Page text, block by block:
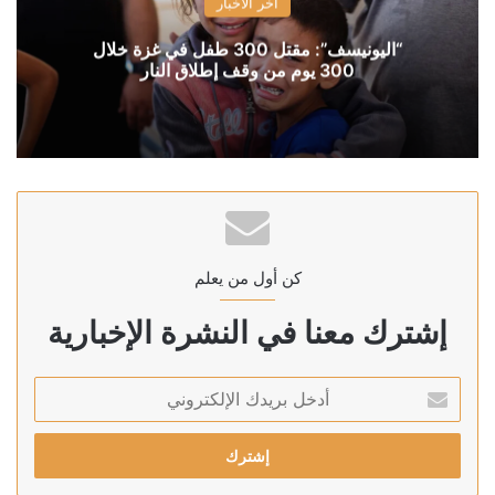
“اليونيسف”: مقتل 300 طفل في غزة خلال
300 يوم من وقف إطلاق النار
كن أول من يعلم
إشترك معنا في النشرة الإخبارية
بريدك
الإلكتروني